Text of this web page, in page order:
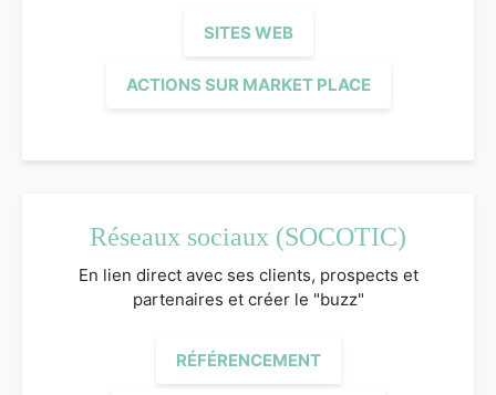
SITES WEB
ACTIONS SUR MARKET PLACE
Réseaux sociaux (SOCOTIC)
En lien direct avec ses clients, prospects et
partenaires et créer le "buzz"
RÉFÉRENCEMENT